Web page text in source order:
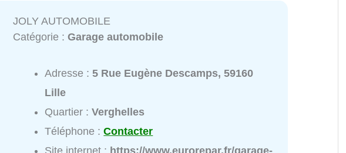
JOLY AUTOMOBILE
Catégorie :Garage automobile
Adresse :5 Rue Eugène Descamps, 59160
Lille
Quartier :Verghelles
Téléphone :Contacter
Site internet : https://www.eurorepar.fr/garage-